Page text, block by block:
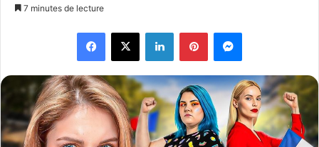
o
o
n
X
o
r
u
n
7 minutes de lecture